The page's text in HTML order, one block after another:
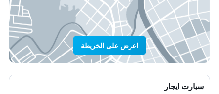
اعرض على الخريطة
سيارت ايجار